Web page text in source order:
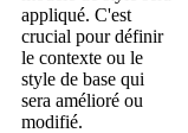
appliqué. C'est
crucial pour définir
le contexte ou le
style de base qui
sera amélioré ou
modifié.